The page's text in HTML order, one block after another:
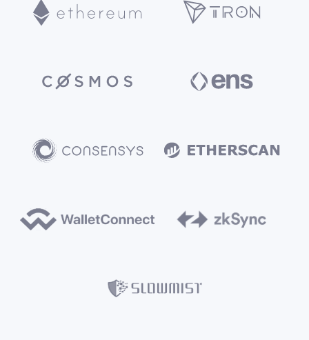
搭配 imKey Pro 硬件钱包，离线签名更安全
¥738